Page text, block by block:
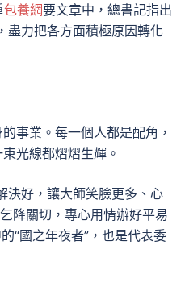
包養網要文章中，總書記指出
盡力把各方面積極原因轉化
事業。每一個人都是配角，
光線都熠熠生輝。
決好，讓大師笑臉更多、心
降關切，專心用情辦好平易
“國之年夜者”，也是代表委